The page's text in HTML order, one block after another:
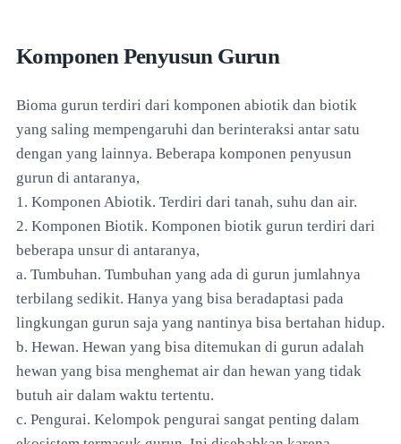
Komponen Penyusun Gurun
Bioma gurun terdiri dari komponen abiotik dan biotik
yang saling mempengaruhi dan berinteraksi antar satu
dengan yang lainnya. Beberapa komponen penyusun
gurun di antaranya,
1. Komponen Abiotik. Terdiri dari tanah, suhu dan air.
2. Komponen Biotik. Komponen biotik gurun terdiri dari
beberapa unsur di antaranya,
a. Tumbuhan. Tumbuhan yang ada di gurun jumlahnya
terbilang sedikit. Hanya yang bisa beradaptasi pada
lingkungan gurun saja yang nantinya bisa bertahan hidup.
b. Hewan. Hewan yang bisa ditemukan di gurun adalah
hewan yang bisa menghemat air dan hewan yang tidak
butuh air dalam waktu tertentu.
c. Pengurai. Kelompok pengurai sangat penting dalam